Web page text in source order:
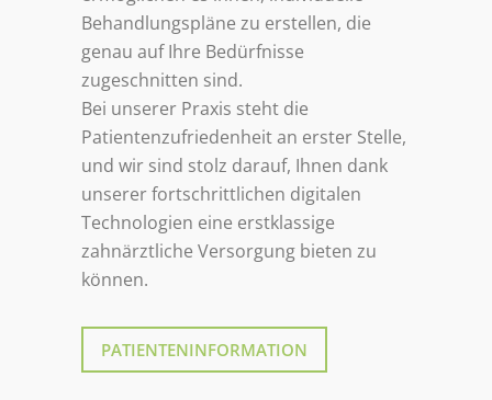
Behandlungspläne zu erstellen, die
genau auf Ihre Bedürfnisse
zugeschnitten sind.
Bei unserer Praxis steht die
Patientenzufriedenheit an erster Stelle,
und wir sind stolz darauf, Ihnen dank
unserer fortschrittlichen digitalen
Technologien eine erstklassige
zahnärztliche Versorgung bieten zu
können.
PATIENTENINFORMATION